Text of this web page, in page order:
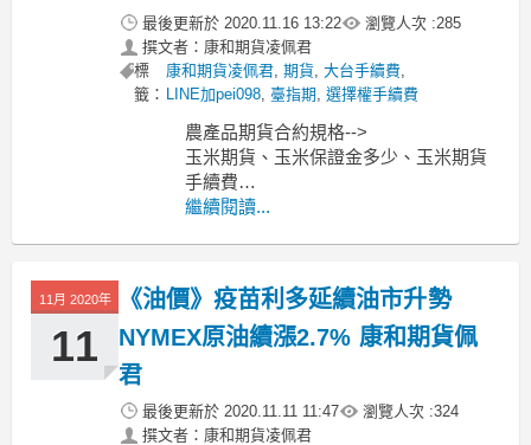
最後更新於 2020.11.16 13:22 瀏覽人次 :285
撰文者：康和期貨凌佩君
標
籤：
康和期貨凌佩君, 期貨, 大台手續費,
LINE加pei098, 臺指期, 選擇權手續費
農產品期貨合約規格-->
玉米期貨、玉米保證金多少、玉米期貨
手續費
小麥期貨、小麥保證金多少、小麥期貨
手續費
-------------------------------------------------
MoneyD
繼續閱讀...
11月 2020年
11
《油價》疫苗利多延續油市升勢
NYMEX原油續漲2.7% 康和期貨佩
君
最後更新於 2020.11.11 11:47 瀏覽人次 :324
撰文者：康和期貨凌佩君